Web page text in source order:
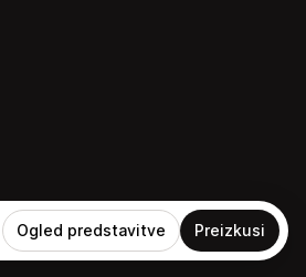
Ogled predstavitve Preizkusi